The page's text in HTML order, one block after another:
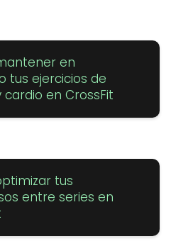
en
tus ejercicios de
cardio en CrossFit
tus
entre series en